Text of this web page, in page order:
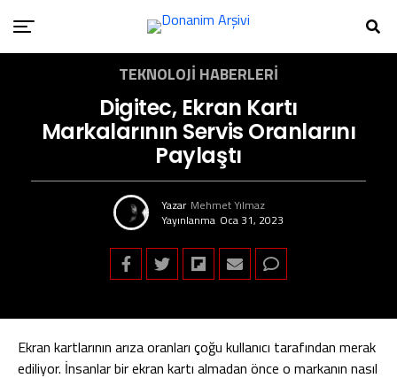
TEKNOLOJI HABERLERI
Digitec, Ekran Kartı
Markalarının Servis Oranlarını
Paylaştı
Yazar Mehmet Yılmaz
Yayınlanma Oca 31, 2023
Ekran kartlarının arıza oranları çoğu kullanıcı tarafından merak
ediliyor. İnsanlar bir ekran kartı almadan önce o markanın nasıl